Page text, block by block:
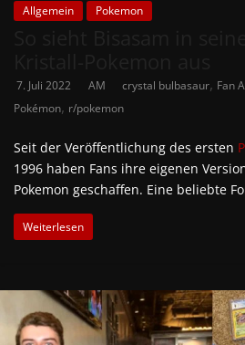
Allgemein Pokemon
7. Juli 2022 AM crystal bulbasaur, Fan
Pokémon, r/pokemon
Seit der Veröffentlichung des ersten
1996 haben Fans ihre eigenen
Pokemon geschaffen. Eine beliebte
Weiterlesen